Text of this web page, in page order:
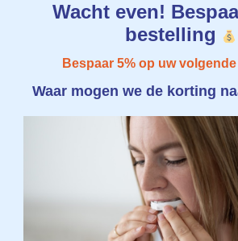
Wacht even!
bestelling
Bespaar 5% op uw
Waar mogen we de korting